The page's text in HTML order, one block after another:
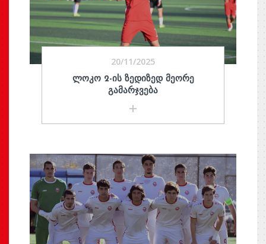
20/11/2025
ᲚᲝᲙᲝ 2-ᲘᲡ ᲖᲔᲓᲘᲖᲔᲓ ᲛᲔᲝᲠᲔ
ᲒᲐᲛᲐᲠᲯᲕᲔᲑᲐ